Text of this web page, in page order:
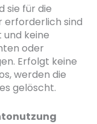
sie für die
erforderlich sind
keine
oder
Erfolgt keine
werden die
gelöscht.